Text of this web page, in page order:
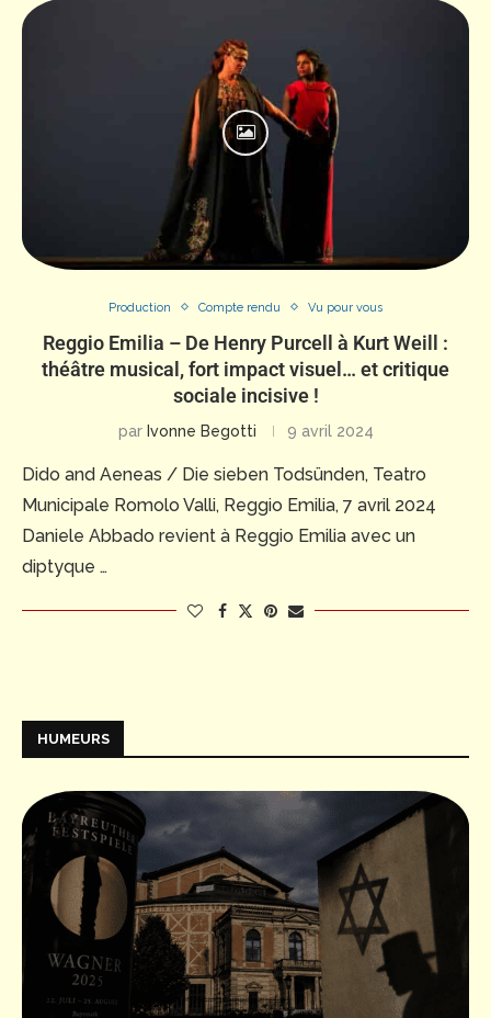
Production Compte rendu Vu pour vous
Reggio Emilia – De Henry Purcell à Kurt Weill :
théâtre musical, fort impact visuel… et critique
sociale incisive !
par Ivonne Begotti 9 avril 2024
Dido and Aeneas / Die sieben Todsünden, Teatro
Municipale Romolo Valli, Reggio Emilia, 7 avril 2024
Daniele Abbado revient à Reggio Emilia avec un
diptyque …
HUMEURS